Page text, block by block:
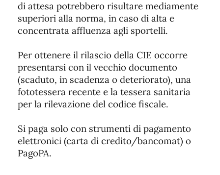
di attesa potrebbero risultare mediamente
superiori alla norma, in caso di alta e
concentrata affluenza agli sportelli.
Per ottenere il rilascio della CIE occorre
presentarsi con il vecchio documento
(scaduto, in scadenza o deteriorato), una
fototessera recente e la tessera sanitaria
per la rilevazione del codice fiscale.
Si paga solo con strumenti di pagamento
elettronici (carta di credito/bancomat) o
PagoPA.